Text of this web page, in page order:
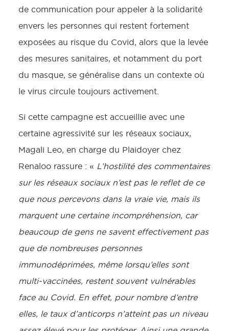
de communication pour appeler à la solidarité
envers les personnes qui restent fortement
exposées au risque du Covid, alors que la levée
des mesures sanitaires, et notamment du port
du masque, se généralise dans un contexte où
le virus circule toujours activement.
Si cette campagne est accueillie avec une
certaine agressivité sur les réseaux sociaux,
Magali Leo, en charge du Plaidoyer chez
Renaloo rassure : « L’hostilité des commentaires
sur les réseaux sociaux n’est pas le reflet de ce
que nous percevons dans la vraie vie, mais ils
marquent une certaine incompréhension, car
beaucoup de gens ne savent effectivement pas
que de nombreuses personnes
immunodéprimées, même lorsqu’elles sont
multi-vaccinées, restent souvent vulnérables
face au Covid. En effet, pour nombre d’entre
elles, le taux d’anticorps n’atteint pas un niveau